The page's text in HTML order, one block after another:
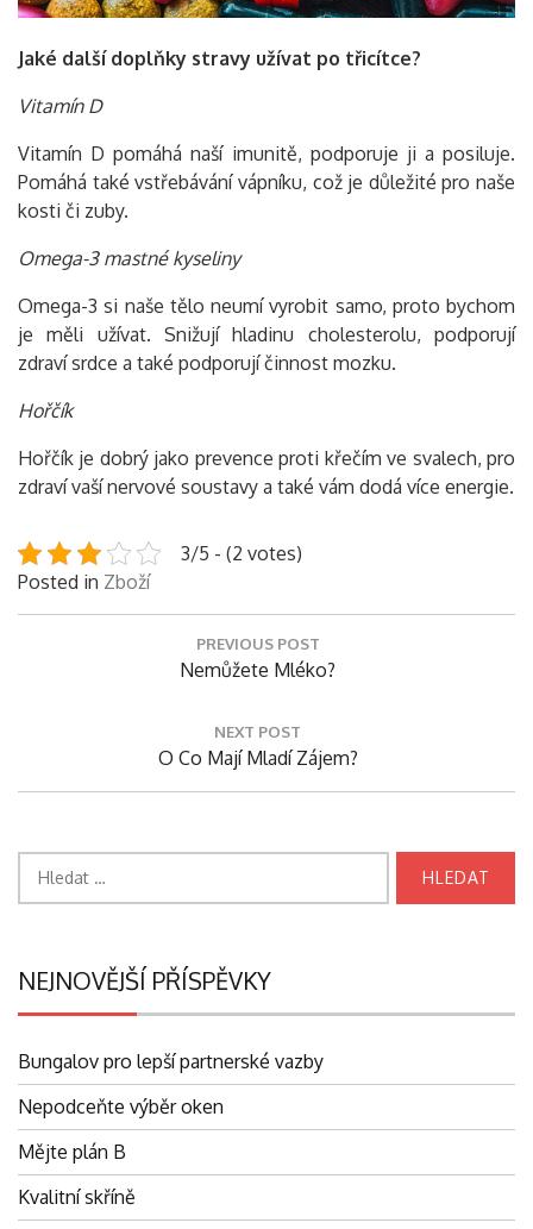
Jaké další doplňky stravy užívat po třicítce?
Vitamín D
Vitamín D pomáhá naší imunitě, podporuje ji a posiluje.
Pomáhá také vstřebávání vápníku, což je důležité pro naše
kosti či zuby.
Omega-3 mastné kyseliny
Omega-3 si naše tělo neumí vyrobit samo, proto bychom
je měli užívat. Snižují hladinu cholesterolu, podporují
zdraví srdce a také podporují činnost mozku.
Hořčík
Hořčík je dobrý jako prevence proti křečím ve svalech, pro
zdraví vaší nervové soustavy a také vám dodá více energie.
3/5 - (2 votes)
Posted in Zboží
PREVIOUS POST
Previous
Nemůžete Mléko?
NEXT POST
Next
O Co Mají Mladí Zájem?
NEJNOVĚJŠÍ PŘÍSPĚVKY
Bungalov pro lepší partnerské vazby
Nepodceňte výběr oken
Mějte plán B
Kvalitní skříně